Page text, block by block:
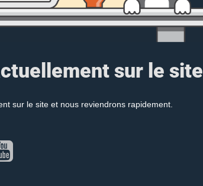
sur le site
sur le site et nous reviendrons rapidement.